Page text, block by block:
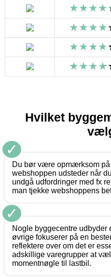
Hvilket
✓
Du bør være opmærksom
webshoppen udsteder når
undgå udfordringer med fx
man tjekke webshoppens
✓
Nogle byggecentre udbyder
øvrige fokuserer på en
reflektere over om det er
adskillige varegrupper at
momentnøgle til lastbil.